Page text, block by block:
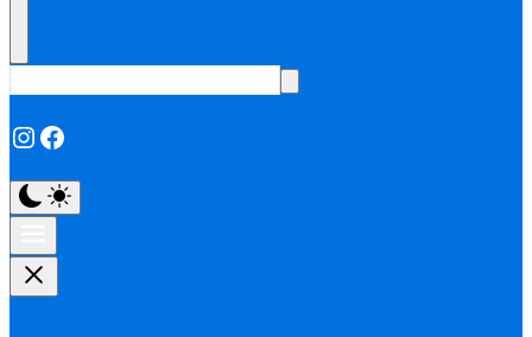
Instagram
Facebook